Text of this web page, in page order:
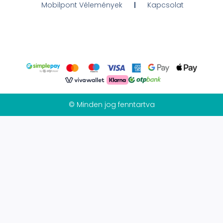
Mobilpont Vélemények Kapcsolat
© Minden jog fenntartva